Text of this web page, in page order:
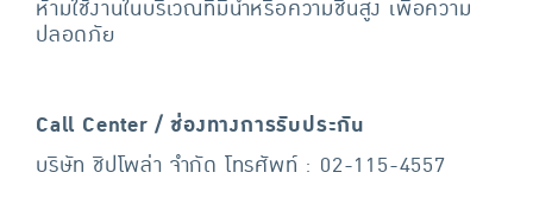
ห้ามใช้งานในบริเวณที่มีน้ำหรือความชื้นสูง เพื่อความ
ปลอดภัย
Call Center / ช่องทางการรับประกัน
บริษัท ชิปโพล่า จำกัด โทรศัพท์ : 02-115-4557